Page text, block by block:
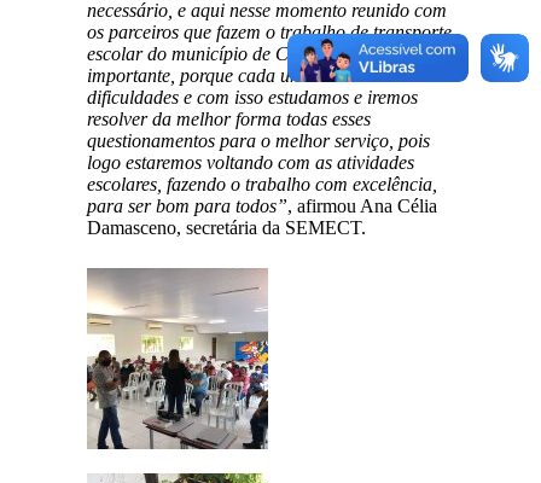
necessário, e aqui nesse momento reunido com
os parceiros que fazem o trabalho de transporte
escolar do município de Caxias é muito
importante, porque cada um colocou as suas
dificuldades e com isso estudamos e iremos
resolver da melhor forma todas esses
questionamentos para o melhor serviço, pois
logo estaremos voltando com as atividades
escolares, fazendo o trabalho com excelência,
para ser bom para todos”, afirmou Ana Célia
Damasceno, secretária da SEMECT.